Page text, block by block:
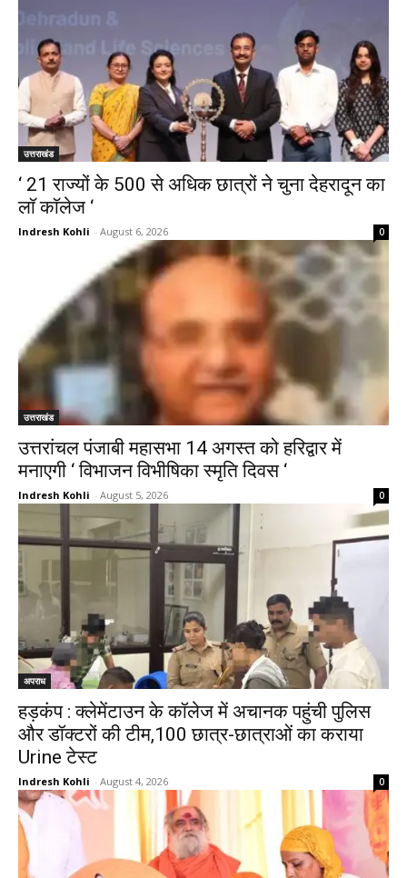
उत्तराखंड
‘ 21 राज्यों के 500 से अधिक छात्रों ने चुना देहरादून का
लाॅ काॅलेज ‘
Indresh Kohli - August 6, 2026 0
उत्तराखंड
उत्तरांचल पंजाबी महासभा 14 अगस्त को हरिद्वार में
मनाएगी ‘ विभाजन विभीषिका स्मृति दिवस ‘
Indresh Kohli - August 5, 2026 0
अपराध
हड़कंप : क्लेमेंटाउन के कॉलेज में अचानक पहुंची पुलिस
और डॉक्टरों की टीम,100 छात्र-छात्राओं का कराया
Urine टेस्ट
Indresh Kohli - August 4, 2026 0